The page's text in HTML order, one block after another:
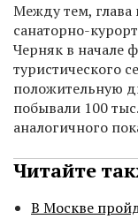
Между тем, глава
санаторно-
Черняк в начале
туристического
положительную
побывали 100
аналогичного
Читайте
В Москве